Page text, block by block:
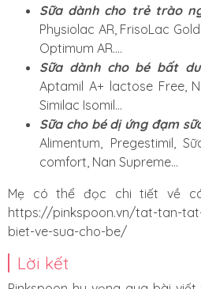
Sữa dành cho trẻ trào
Physiolac AR, FrisoLac
Optimum AR….
Sữa dành cho bé bất
Aptamil A+ lactose Free,
Similac Isomil…
Sữa cho bé dị ứng đạm
Alimentum, Pregestimil,
comfort, Nan Supreme…
Mẹ có thể đọc chi tiết về
https://pinkspoon.vn/tat-tan-
biet-ve-sua-cho-be/
Lời kết